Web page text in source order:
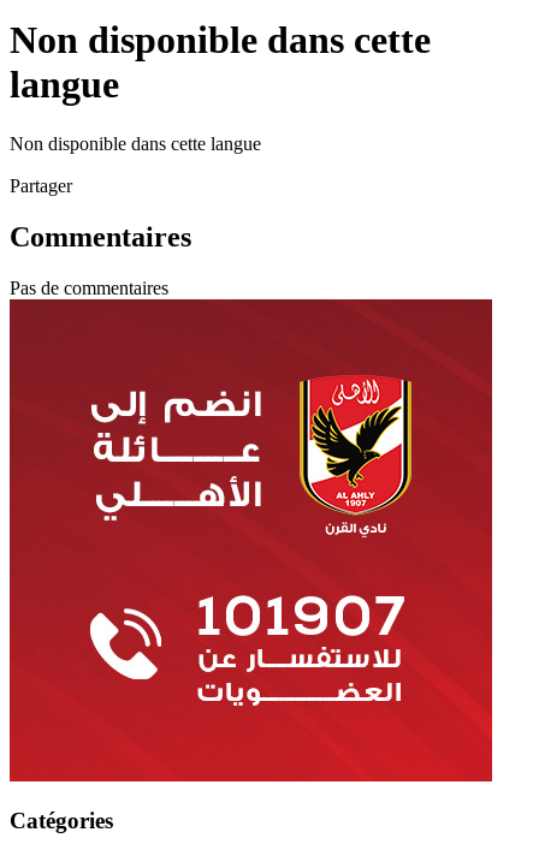
Non disponible dans cette
langue
Non disponible dans cette langue
Partager
Commentaires
Pas de commentaires
Catégories